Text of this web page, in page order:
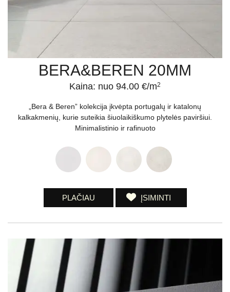
BERA&BEREN 20MM
Kaina: nuo 94.00 €/m2
„Bera & Beren” kolekcija įkvėpta portugalų ir katalonų
kalkakmenių, kurie suteikia šiuolaikiškumo plytelės paviršiui.
Minimalistinio ir rafinuoto
PLAČIAU ĮSIMINTI